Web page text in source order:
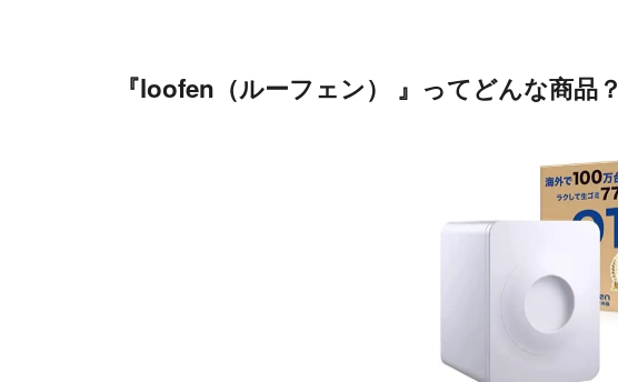
『loofen（ルーフェン） 』ってどんな商品？